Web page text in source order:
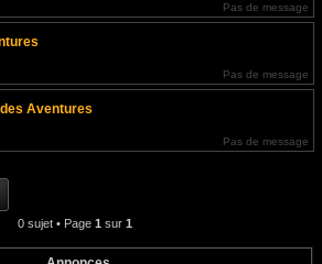
Pas de message
Pas de message
Aventures
Pas de message
0 sujet • Page 1 sur 1